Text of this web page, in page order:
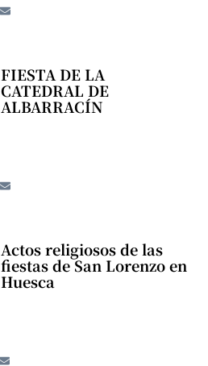
FIESTA DE LA
CATEDRAL DE
ALBARRACÍN
Actos religiosos de las
fiestas de San Lorenzo en
Huesca